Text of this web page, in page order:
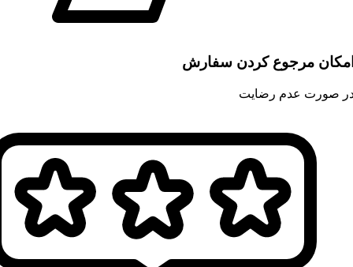
مرجوع کردن سفارش
صورت عدم رضایت